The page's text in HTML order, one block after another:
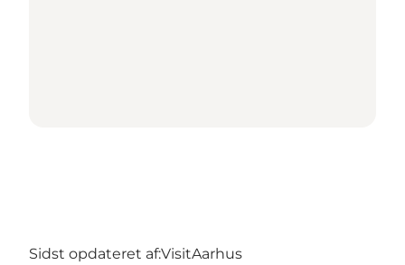
Sidst opdateret af:VisitAarhus